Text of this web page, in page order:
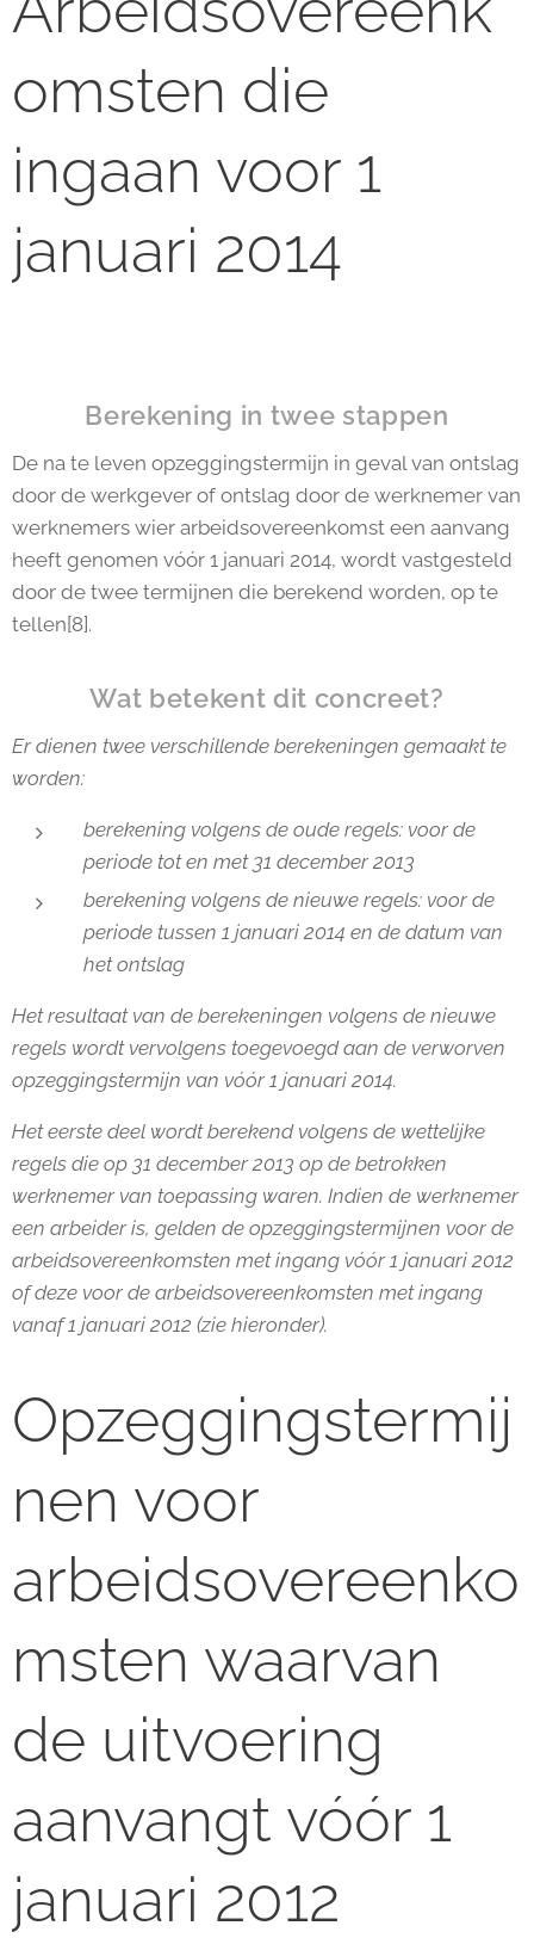
omsten die
ingaan voor 1
januari 2014
Berekening in twee stappen
De na te leven opzeggingstermijn in geval van ontslag
door de werkgever of ontslag door de werknemer van
werknemers wier arbeidsovereenkomst een aanvang
heeft genomen vóór 1 januari 2014, wordt vastgesteld
door de twee termijnen die berekend worden, op te
tellen[8].
Wat betekent dit concreet?
Er dienen twee verschillende berekeningen gemaakt te
worden:
berekening volgens de oude regels: voor de
periode tot en met 31 december 2013
berekening volgens de nieuwe regels: voor de
periode tussen 1 januari 2014 en de datum van
het ontslag
Het resultaat van de berekeningen volgens de nieuwe
regels wordt vervolgens toegevoegd aan de verworven
opzeggingstermijn van vóór 1 januari 2014.
Het eerste deel wordt berekend volgens de wettelijke
regels die op 31 december 2013 op de betrokken
werknemer van toepassing waren. Indien de werknemer
een arbeider is, gelden de opzeggingstermijnen voor de
arbeidsovereenkomsten met ingang vóór 1 januari 2012
of deze voor de arbeidsovereenkomsten met ingang
vanaf 1 januari 2012 (zie hieronder).
Opzeggingstermij
nen voor
arbeidsovereenko
msten waarvan
de uitvoering
aanvangt vóór 1
januari 2012